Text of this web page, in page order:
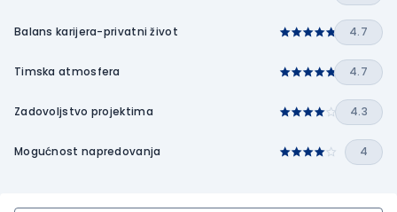
Balans karijera-privatni život 4.7
Timska atmosfera 4.7
Zadovoljstvo projektima 4.3
Mogućnost napredovanja 4